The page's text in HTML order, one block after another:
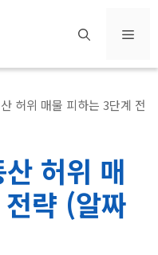
메
허위 매물 피하는 3단계 전
허위 매
략 (알짜